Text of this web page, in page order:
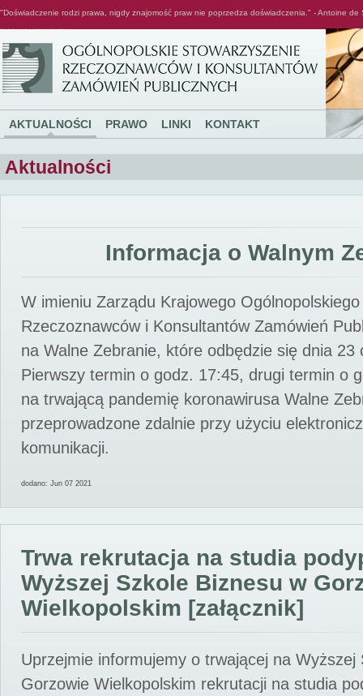
"Doświadczenie rodzi prawa, nigdy znajomość praw nie poprzedza doświadczenia." - Antoine de
AKTUALNOŚCI PRAWO LINKI KONTAKT
Aktualności
Informacja o Walnym
W imieniu Zarządu Krajowego
Rzeczoznawców i Konsultantów Zamówień
na Walne Zebranie, które odbędzie się dnia 23
Pierwszy termin o godz. 17:45, drugi termin o
na trwającą pandemię koronawirusa Walne
przeprowadzone zdalnie przy użyciu
komunikacji.
dodano: Jun 07 2021
Trwa rekrutacja na studia
Wyższej Szkole Biznesu w
Wielkopolskim [załącznik]
Uprzejmie informujemy o trwającej na Wyższej
Gorzowie Wielkopolskim rekrutacji na studia